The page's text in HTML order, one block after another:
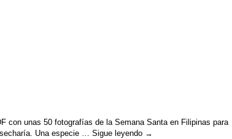
con unas 50 fotografías de la Semana Santa en Filipinas para
Una especie … Sigue leyendo →